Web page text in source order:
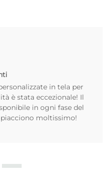
in tela per
è stata eccezionale! Il
in ogni fase del
moltissimo!